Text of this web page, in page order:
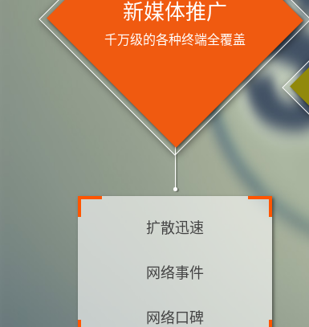
新媒体推广
千万级的各种终端全覆盖
扩散迅速
网络事件
网络口碑